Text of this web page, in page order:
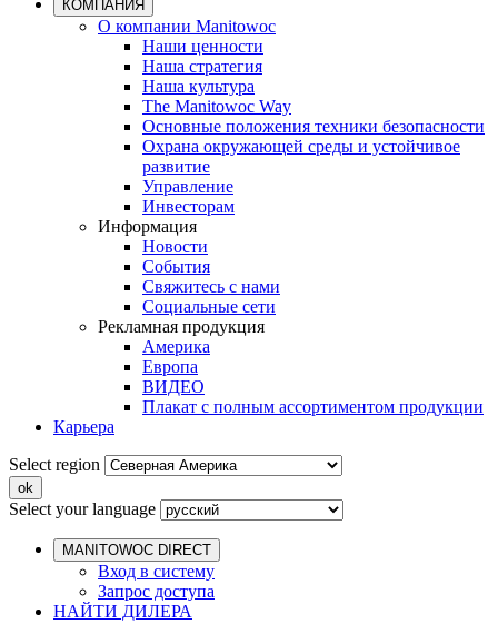
КОМПАНИЯ
О компании Manitowoc
Наши ценности
Наша стратегия
Наша культура
The Manitowoc Way
Основные положения техники безопасности
Охрана окружающей среды и устойчивое
развитие
Управление
Инвесторам
Информация
Новости
События
Свяжитесь с нами
Социальные сети
Рекламная продукция
Америка
Европа
ВИДЕО
Плакат с полным ассортиментом продукции
Карьера
Select region
Select your language
MANITOWOC DIRECT
Вход в систему
Запрос доступа
НАЙТИ ДИЛЕРА